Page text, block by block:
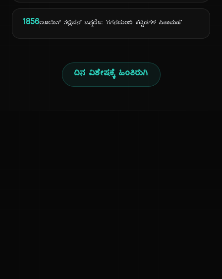
1856ಲೂಯಿಸ್ ಸಲ್ಲಿವನ್ ಜನ್ಮದิน: 'ಗಗನಚುಂಬಿ ಕಟ್ಟಡಗಳ ಪಿತಾಮಹ'
ದಿನ ವಿಶೇಷಕ್ಕೆ ಹಿಂತಿರುಗಿ